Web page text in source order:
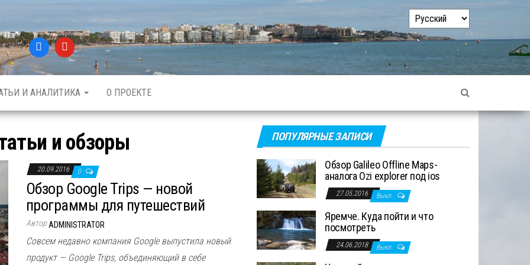
Выбрать
язык
И АНАЛИТИКА О ПРОЕКТЕ
и обзоры
20.09.2016 0
Обзор Google Trips — новой
программы для путешествий
АвторADMINISTRATOR
Совсем недавно компания Google выпустила новый
продукт — Google Trips, объединяющий в себе
ПОПУЛЯРНЫЕ ЗАПИСИ
Обзор Galileo Offline Maps-
аналога Ozi explorer под ios
27.05.2016 Выкл.
Яремче. Куда пойти и что
посмотреть
24.06.2018 Выкл.